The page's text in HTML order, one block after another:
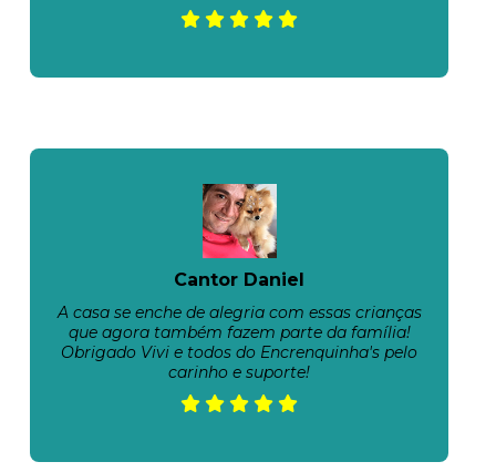
Cantor Daniel
A casa se enche de alegria com essas crianças
que agora também fazem parte da família!
Obrigado Vivi e todos do Encrenquinha's pelo
carinho e suporte!